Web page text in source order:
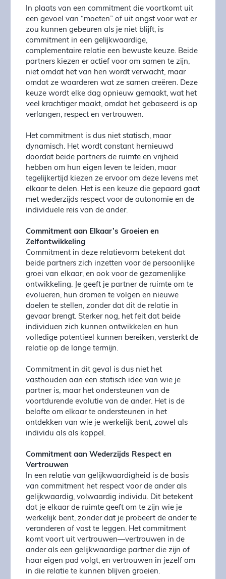
In plaats van een commitment die voortkomt uit
een gevoel van “moeten” of uit angst voor wat er
zou kunnen gebeuren als je niet blijft, is
commitment in een gelijkwaardige,
complementaire relatie een bewuste keuze. Beide
partners kiezen er actief voor om samen te zijn,
niet omdat het van hen wordt verwacht, maar
omdat ze waarderen wat ze samen creëren. Deze
keuze wordt elke dag opnieuw gemaakt, wat het
veel krachtiger maakt, omdat het gebaseerd is op
verlangen, respect en vertrouwen.
Het commitment is dus niet statisch, maar
dynamisch. Het wordt constant hernieuwd
doordat beide partners de ruimte en vrijheid
hebben om hun eigen leven te leiden, maar
tegelijkertijd kiezen ze ervoor om deze levens met
elkaar te delen. Het is een keuze die gepaard gaat
met wederzijds respect voor de autonomie en de
individuele reis van de ander.
Commitment aan Elkaar’s Groeien en
Zelfontwikkeling
Commitment in deze relatievorm betekent dat
beide partners zich inzetten voor de persoonlijke
groei van elkaar, en ook voor de gezamenlijke
ontwikkeling. Je geeft je partner de ruimte om te
evolueren, hun dromen te volgen en nieuwe
doelen te stellen, zonder dat dit de relatie in
gevaar brengt. Sterker nog, het feit dat beide
individuen zich kunnen ontwikkelen en hun
volledige potentieel kunnen bereiken, versterkt de
relatie op de lange termijn.
Commitment in dit geval is dus niet het
vasthouden aan een statisch idee van wie je
partner is, maar het ondersteunen van de
voortdurende evolutie van de ander. Het is de
belofte om elkaar te ondersteunen in het
ontdekken van wie je werkelijk bent, zowel als
individu als als koppel.
Commitment aan Wederzijds Respect en
Vertrouwen
In een relatie van gelijkwaardigheid is de basis
van commitment het respect voor de ander als
gelijkwaardig, volwaardig individu. Dit betekent
dat je elkaar de ruimte geeft om te zijn wie je
werkelijk bent, zonder dat je probeert de ander te
veranderen of vast te leggen. Het commitment
komt voort uit vertrouwen—vertrouwen in de
ander als een gelijkwaardige partner die zijn of
haar eigen pad volgt, en vertrouwen in jezelf om
in die relatie te kunnen blijven groeien.